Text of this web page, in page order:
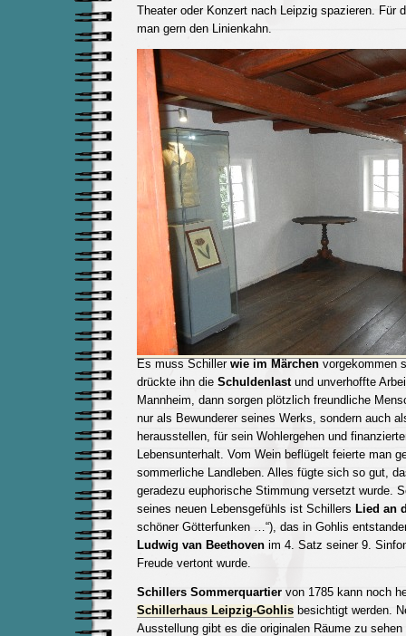
Theater oder Konzert nach Leipzig spazieren. Für
man gern den Linienkahn.
Es muss Schiller wie im Märchenvorgekommen
drückte ihn die Schuldenlastund unverhoffte
Mannheim, dann sorgen plötzlich freundliche
nur als Bewunderer seines Werks, sondern auch
herausstellen, für sein Wohlergehen und
Lebensunterhalt. Vom Wein beflügelt feierte man
sommerliche Landleben. Alles fügte sich so gut,
geradezu euphorische Stimmung versetzt wurde.
seines neuen Lebensgefühls ist Schillers Lied an
schöner Götterfunken …“), das in Gohlis
Ludwig van Beethovenim 4. Satz seiner 9.
Freude vertont wurde.
Schillers Sommerquartiervon 1785 kann noch
Schillerhaus Leipzig-Gohlisbesichtigt werden.
Ausstellung gibt es die originalen Räume zu sehen